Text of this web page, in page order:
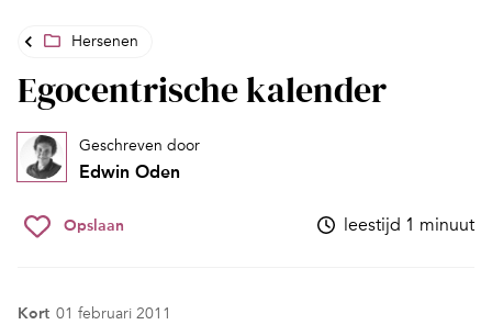
Hersenen
Egocentrische kalender
Geschreven door
Edwin Oden
Opslaan leestijd 1 minuut
Kort 01 februari 2011